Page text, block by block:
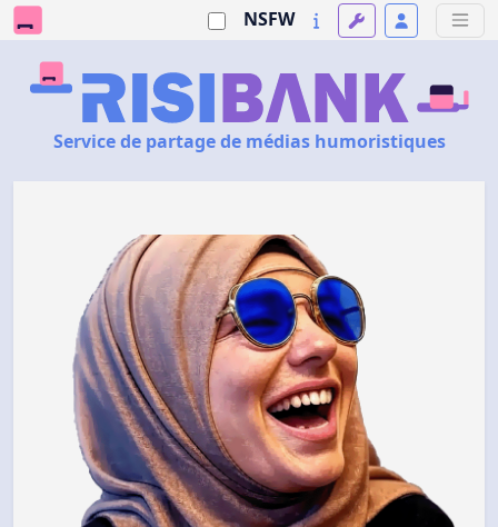
NSFW
Service de partage de médias humoristiques